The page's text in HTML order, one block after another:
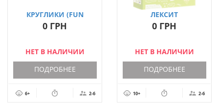
КРУГЛИКИ (FUN
FARM)
0 ГРН
НЕТ В НАЛИЧИИ
ПОДРОБНЕЕ
6+ 2-6
ЛЕКСИТ
0 ГРН
НЕТ В НАЛИЧИИ
ПОДРОБНЕЕ
10+ 2-6